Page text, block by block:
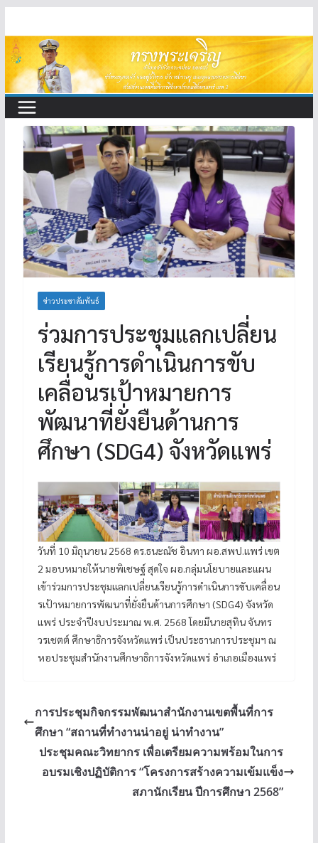
to
content
ข่าวประชาสัมพันธ์
ร่วมการประชุมแลกเปลี่ยน
เรียนรู้การดำเนินการขับ
เคลื่อนรเป้าหมายการ
พัฒนาที่ยั่งยืนด้านการ
ศึกษา (SDG4) จังหวัดแพร่
วันที่ 10 มิถุนายน 2568 ดร.ธนะณัช อินทา ผอ.สพป.แพร่ เขต
2 มอบหมายให้นายพิเชษฐ์ สุดใจ ผอ.กลุ่มนโยบายและแผน
เข้าร่วมการประชุมแลกเปลี่ยนเรียนรู้การดำเนินการขับเคลื่อน
รเป้าหมายการพัฒนาที่ยั่งยืนด้านการศึกษา (SDG4) จังหวัด
แพร่ ประจำปีงบประมาณ พ.ศ. 2568 โดยมีนายสุทิน จันทร
วรเชตต์ ศึกษาธิการจังหวัดแพร่ เป็นประธานการประชุมฯ ณ
หอประชุมสำนักงานศึกษาธิการจังหวัดแพร่ อำเภอเมืองแพร่
การประชุมกิจกรรมพัฒนาสำนักงานเขตพื้นที่การ
ศึกษา “สถานที่ทำงานน่าอยู่ น่าทำงาน”
ประชุมคณะวิทยากร เพื่อเตรียมความพร้อมในการ
อบรมเชิงปฏิบัติการ “โครงการสร้างความเข้มแข็ง
สภานักเรียน ปีการศึกษา 2568”